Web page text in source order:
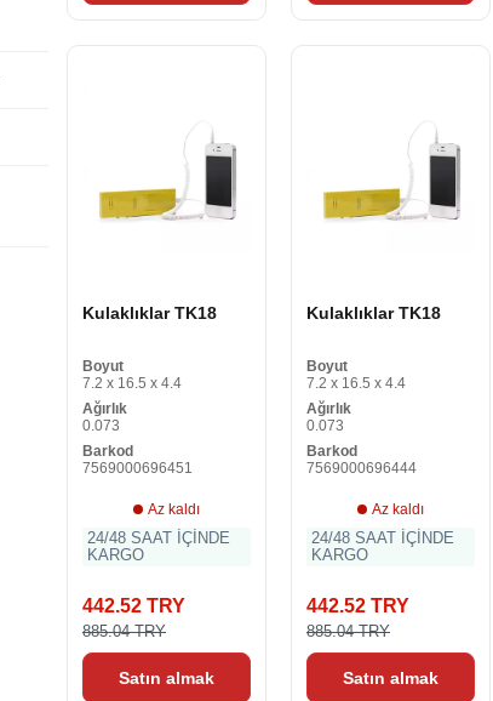
Kulaklıklar TK18
Boyut
7.2 x 16.5 x 4.4
Ağırlık
0.073
Barkod
7569000696451
Az kaldı
24/48 SAAT İÇİNDE
KARGO
442.52 TRY
885.04 TRY
Satın almak
Kulaklıklar TK18
Boyut
7.2 x 16.5 x 4.4
Ağırlık
0.073
Barkod
7569000696444
Az kaldı
24/48 SAAT İÇİNDE
KARGO
442.52 TRY
885.04 TRY
Satın almak